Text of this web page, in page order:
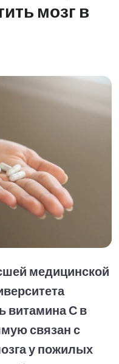
мозг в
медицинской
витамина С в
связан с
у пожилых